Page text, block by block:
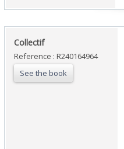
‎Collectif‎
Reference : R240164964
See the book